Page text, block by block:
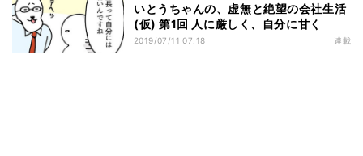
いとうちゃんの、虚無と絶望の会社生活
(仮) 第1回 人に厳しく、自分に甘く
2019/07/11 07:18 連載